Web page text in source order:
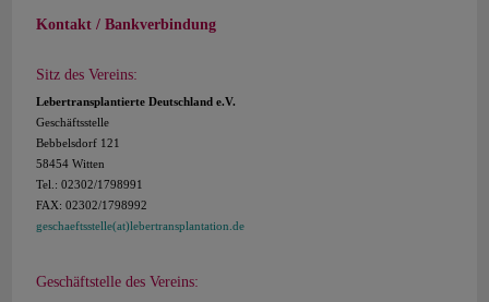
Kontakt / Bankverbindung
Sitz des Vereins:
Lebertransplantierte Deutschland e.V.
Geschäftsstelle
Bebbelsdorf 121
58454 Witten
Tel.: 02302/1798991
FAX: 02302/1798992
geschaeftsstelle(at)lebertransplantation.de
Geschäftstelle des Vereins: